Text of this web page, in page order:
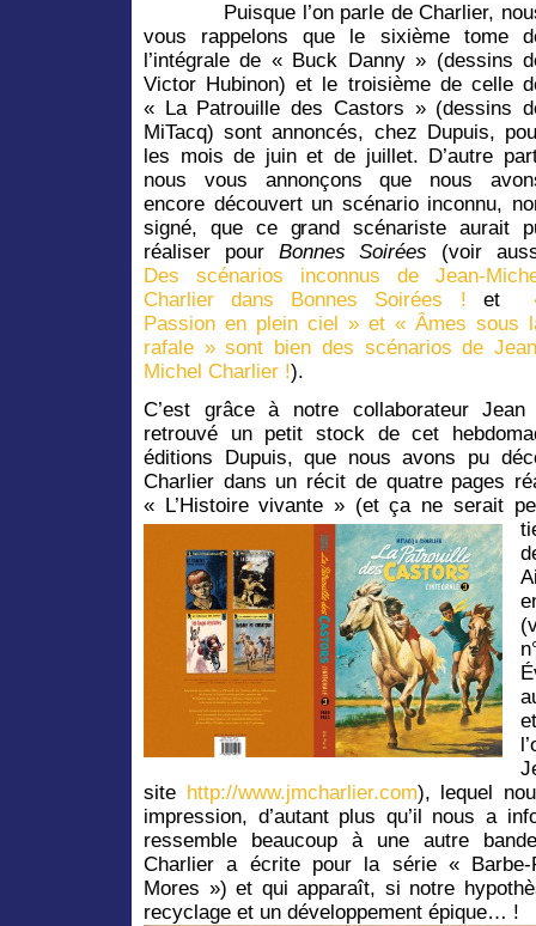
Puisque l’on parle de Charlier,
vous rappelons que le sixième tome
l’intégrale de « Buck Danny » (dessins
Victor Hubinon) et le troisième de celle
« La Patrouille des Castors » (dessins
MiTacq) sont annoncés, chez Dupuis,
les mois de juin et de juillet. D’autre
nous vous annonçons que nous
encore découvert un scénario inconnu,
signé, que ce grand scénariste aurait
réaliser pour Bonnes Soirées (voir
Des scénarios inconnus de Jean-
Charlier dans Bonnes Soirées ! et
Passion en plein ciel » et « Âmes sous
rafale » sont bien des scénarios de
Michel Charlier !).
C’est grâce à notre collaborateur
retrouvé un petit stock de cet
éditions Dupuis, que nous avons pu
Charlier dans un récit de quatre pages
« L’Histoire vivante » (et ça ne serait
site http://www.jmcharlier.com), lequel
impression, d’autant plus qu’il nous a
ressemble beaucoup à une autre
Charlier a écrite pour la série «
Mores ») et qui apparaît, si notre
recyclage et un développement épique… !